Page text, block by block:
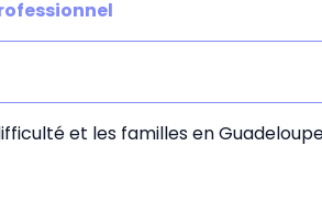
et les familles en